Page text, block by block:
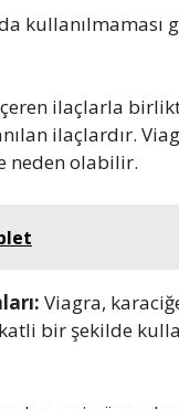
kullanılmaması
ilaçlarla
ilaçlardır.
neden olabilir.
Viagra,
bir şekilde